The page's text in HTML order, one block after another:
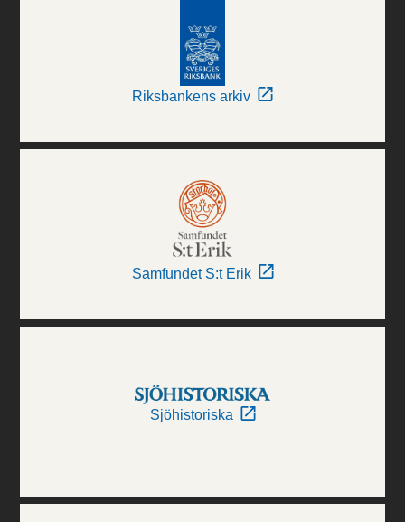
Riksbankens arkiv
Samfundet S:t Erik
Sjöhistoriska